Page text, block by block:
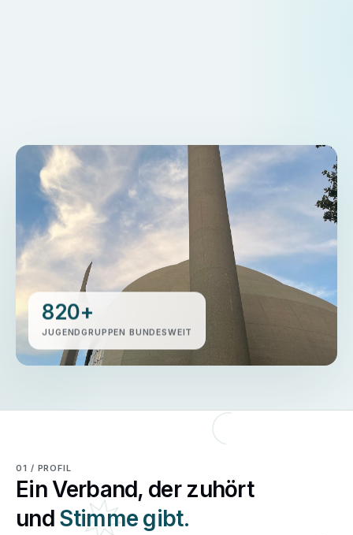
820+
JUGENDGRUPPEN BUNDESWEIT
01 / PROFIL
Ein Verband, der zuhört
und Stimme gibt.